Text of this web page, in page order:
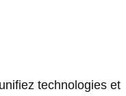
technologies et